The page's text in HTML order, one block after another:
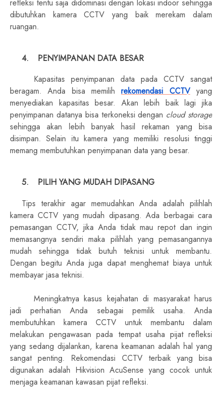
refleksi tentu saja didominasi dengan lokasi indoor sehingga
dibutuhkan kamera CCTV yang baik merekam dalam
ruangan.
4.
PENYIMPANAN DATA BESAR
Kapasitas penyimpanan data pada CCTV sangat
beragam. Anda bisa memilihrekomendasi CCTV yang
menyediakan kapasitas besar. Akan lebih baik lagi jika
penyimpanan datanya bisa terkoneksi dengan cloud storage
sehingga akan lebih banyak hasil rekaman yang bisa
disimpan. Selain itu kamera yang memiliki resolusi tinggi
memang membutuhkan penyimpanan data yang besar.
5.
PILIH YANG MUDAH DIPASANG
Tips terakhir agar memudahkan Anda adalah pilihlah
kamera CCTV yang mudah dipasang. Ada berbagai cara
pemasangan CCTV, jika Anda tidak mau repot dan ingin
memasangnya sendiri maka pilihlah yang pemasangannya
mudah sehingga tidak butuh teknisi untuk membantu.
Dengan begitu Anda juga dapat menghemat biaya untuk
membayar jasa teknisi.
Meningkatnya kasus kejahatan di masyarakat harus
jadi perhatian Anda sebagai pemilik usaha. Anda
membutuhkan kamera CCTV untuk membantu dalam
melakukan pengawasan pada tempat usaha pijat refleksi
yang sedang dijalankan, karena keamanan adalah hal yang
sangat penting. Rekomendasi CCTV terbaik yang bisa
digunakan adalah Hikvision AcuSense yang cocok untuk
menjaga keamanan kawasan pijat refleksi.